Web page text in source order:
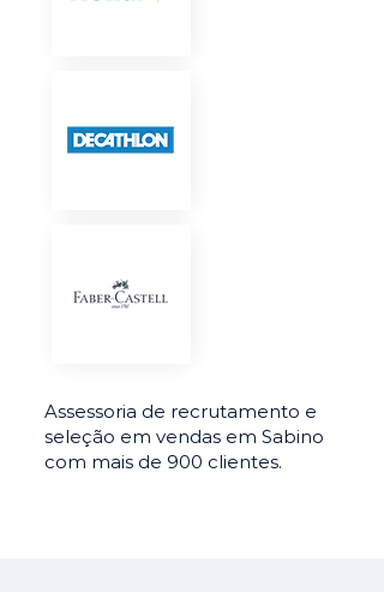
Assessoria de recrutamento e
seleção em vendas em Sabino
com mais de 900 clientes.